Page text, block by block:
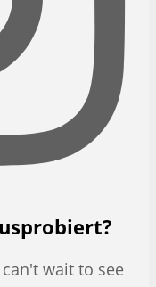
wait to see